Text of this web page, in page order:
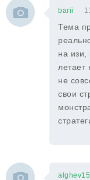
barii
Тема
на изи,
летает
не
свои